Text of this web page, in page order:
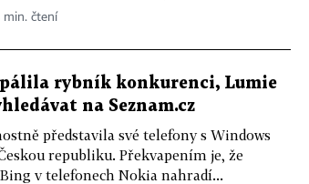
min. čtení
rybník konkurenci, Lumie
na Seznam.cz
představila své telefony s Windows
republiku. Překvapením je, že
v telefonech Nokia nahradí...